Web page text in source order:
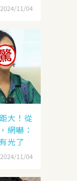
2024/11/04
大！從
網嚇：
光了
2024/11/04